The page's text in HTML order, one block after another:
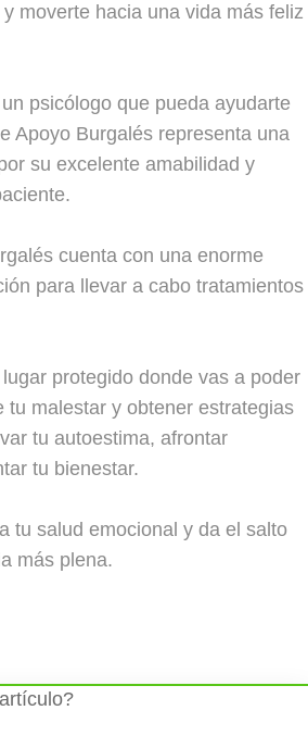
moverte hacia una vida más feliz
psicólogo que pueda ayudarte
Apoyo Burgalés representa una
su excelente amabilidad y
cuenta con una enorme
para llevar a cabo tratamientos
protegido donde vas a poder
tu malestar y obtener estrategias
tu autoestima, afrontar
tu bienestar.
tu salud emocional y da el salto
más plena.